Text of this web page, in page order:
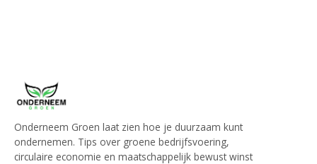
Onderneem Groen laat zien hoe je duurzaam kunt
ondernemen. Tips over groene bedrijfsvoering,
circulaire economie en maatschappelijk bewust winst